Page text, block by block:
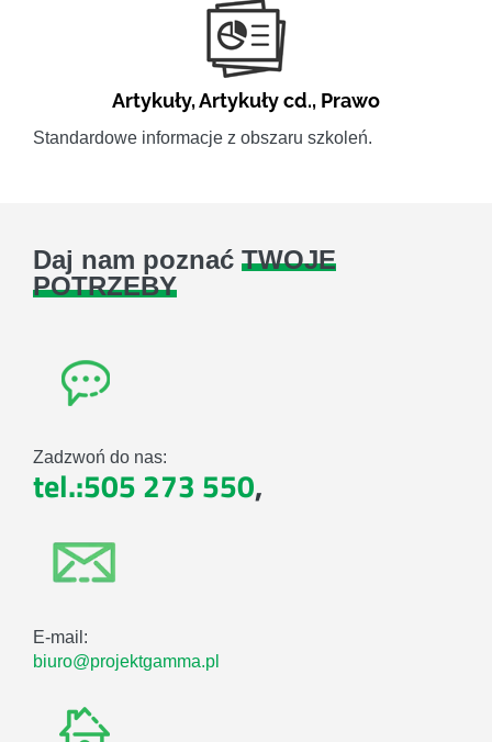
Artykuły,Artykuły cd., Prawo
Standardowe informacje z obszaru szkoleń.
Daj nam poznać TWOJE
POTRZEBY
Zadzwoń do nas:
tel.:505 273 550,
E-mail:
biuro@projektgamma.pl